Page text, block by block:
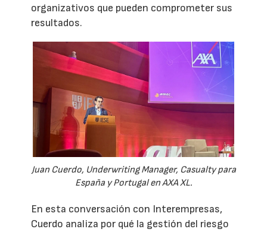
organizativos que pueden comprometer sus
resultados.
Juan Cuerdo, Underwriting Manager, Casualty para
España y Portugal en AXA XL.
En esta conversación con Interempresas,
Cuerdo analiza por qué la gestión del riesgo